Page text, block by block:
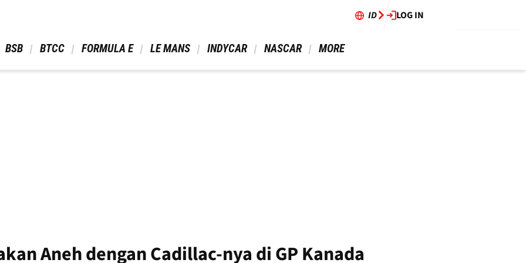
ID LOG IN
BSB BTCC FORMULA E LE MANS INDYCAR NASCAR MORE
Aneh dengan Cadillac-nya di GP Kanada